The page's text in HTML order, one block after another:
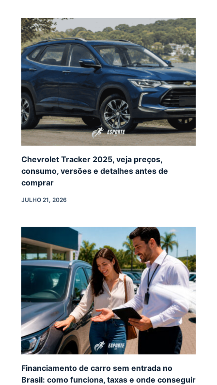
Chevrolet Tracker 2025, veja preços,
consumo, versões e detalhes antes de
comprar
JULHO 21, 2026
Financiamento de carro sem entrada no
Brasil: como funciona, taxas e onde conseguir